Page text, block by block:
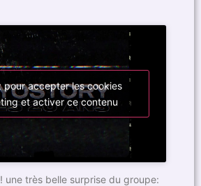
pour accepter les cookies
et activer ce contenu
une très belle surprise du groupe: